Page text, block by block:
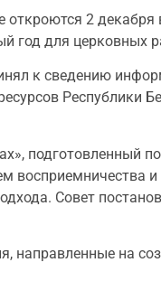
2 декабря
год для церковных
к сведению
Республики
подготовленный
и
Совет
направленные на